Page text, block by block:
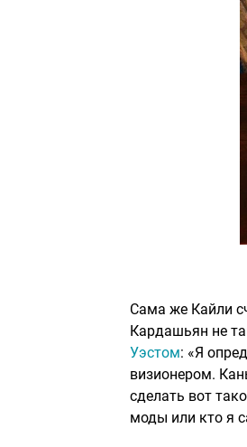
Сама же Кайли
Кардашьян не
Уэстом: «Я
визионером.
сделать вот
моды или кто я